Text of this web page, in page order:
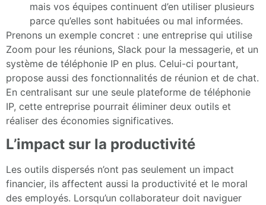
mais vos équipes continuent d’en utiliser plusieurs
parce qu’elles sont habituées ou mal informées.
Prenons un exemple concret : une entreprise qui utilise
Zoom pour les réunions, Slack pour la messagerie, et un
système de téléphonie IP en plus. Celui-ci pourtant,
propose aussi des fonctionnalités de réunion et de chat.
En centralisant sur une seule plateforme de téléphonie
IP, cette entreprise pourrait éliminer deux outils et
réaliser des économies significatives.
L’impact sur la productivité
Les outils dispersés n’ont pas seulement un impact
financier, ils affectent aussi la productivité et le moral
des employés. Lorsqu’un collaborateur doit naviguer